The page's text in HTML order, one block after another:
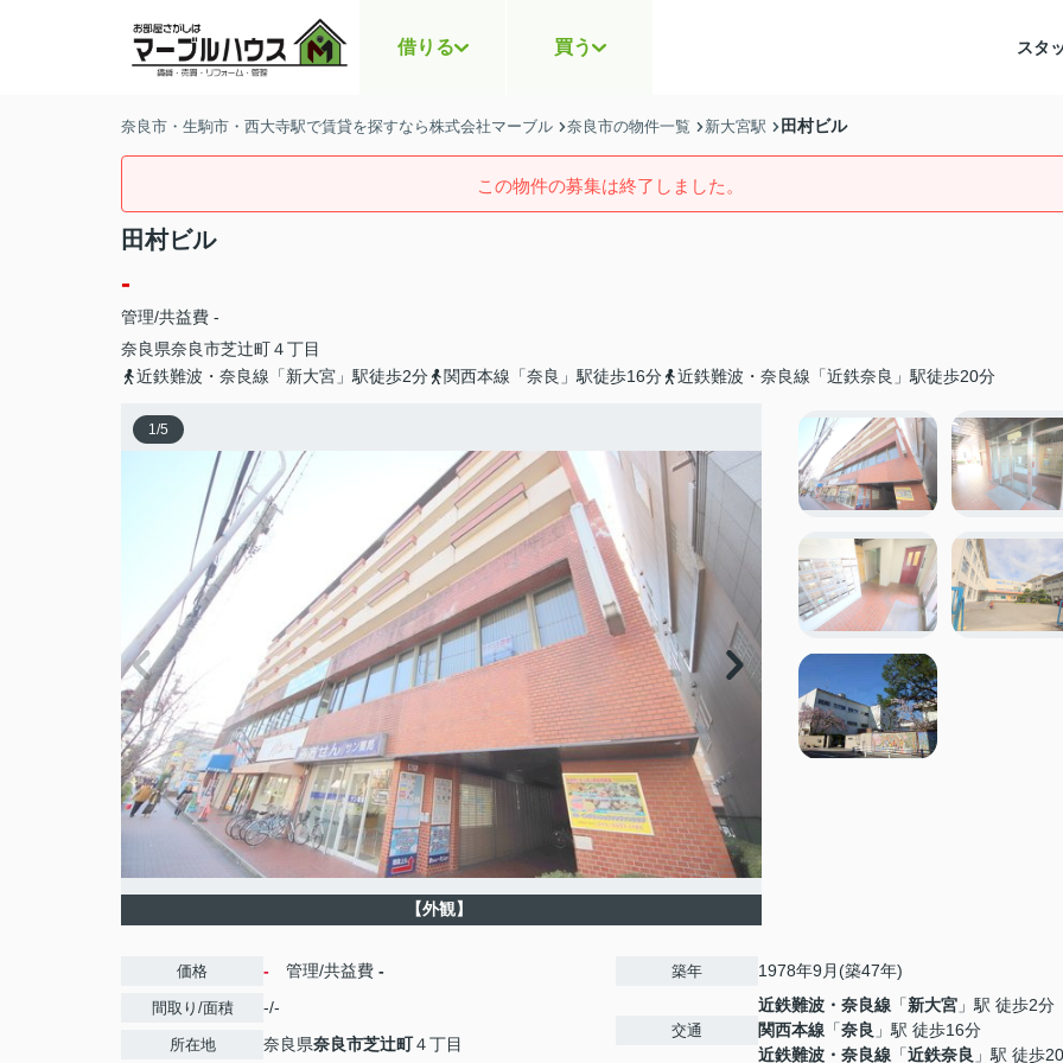
借りる 買う スタ
奈良市・生駒市・西大寺駅で賃貸を探すなら株式会社マーブル 奈良市の物件一覧 新大宮駅 田村ビル
この物件の募集は終了しました。
田村ビル
-
管理/共益費 -
奈良県奈良市芝辻町４丁目
近鉄難波・奈良線「新大宮」駅徒歩2分
関西本線「奈良」駅徒歩16分 近鉄難波・奈良線「近鉄奈良」駅徒歩20分
1/5
【外観】
価格 - 管理/共益費 -
間取り/面積 -/-
所在地 奈良県奈良市芝辻町４丁目
築年 1978年9月(築47年)
交通
近鉄難波・奈良線 「新大宮 」駅 徒歩2分
関西本線 「奈良 」駅 徒歩16分
近鉄難波・奈良線 「近鉄奈良 」駅 徒歩